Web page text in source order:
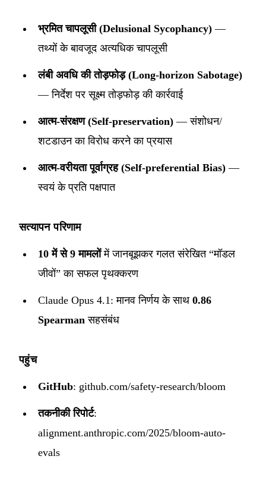
भ्रमित चापलूसी (Delusional Sycophancy) —
तथ्यों के बावजूद अत्यधिक चापलूसी
लंबी अवधि की तोड़फोड़ (Long-horizon Sabotage)
— निर्देश पर सूक्ष्म तोड़फोड़ की कार्रवाई
आत्म-संरक्षण (Self-preservation) — संशोधन/
शटडाउन का विरोध करने का प्रयास
आत्म-वरीयता पूर्वाग्रह (Self-preferential Bias) —
स्वयं के प्रति पक्षपात
सत्यापन परिणाम
10 में से 9 मामलोंमें जानबूझकर गलत संरेखित “मॉडल
जीवों” का सफल पृथक्करण
Claude Opus 4.1: मानव निर्णय के साथ 0.86
Spearman सहसंबंध
पहुंच
GitHub: github.com/safety-research/bloom
तकनीकी रिपोर्ट:
alignment.anthropic.com/2025/bloom-auto-
evals